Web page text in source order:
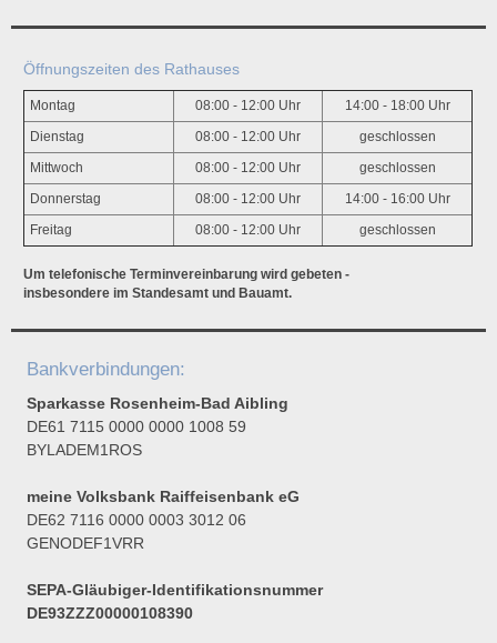
Öffnungszeiten des Rathauses
Montag 08:00 - 12:00 Uhr 14:00 - 18:00 Uhr
Dienstag 08:00 - 12:00 Uhr geschlossen
Mittwoch 08:00 - 12:00 Uhr geschlossen
Donnerstag 08:00 - 12:00 Uhr 14:00 - 16:00 Uhr
Freitag 08:00 - 12:00 Uhr geschlossen
Um telefonische Terminvereinbarung wird gebeten -
insbesondere im Standesamt und Bauamt.
Bankverbindungen:
Sparkasse Rosenheim-Bad Aibling
DE61 7115 0000 0000 1008 59
BYLADEM1ROS
meine Volksbank Raiffeisenbank eG
DE62 7116 0000 0003 3012 06
GENODEF1VRR
SEPA-Gläubiger-Identifikationsnummer
DE93ZZZ00000108390